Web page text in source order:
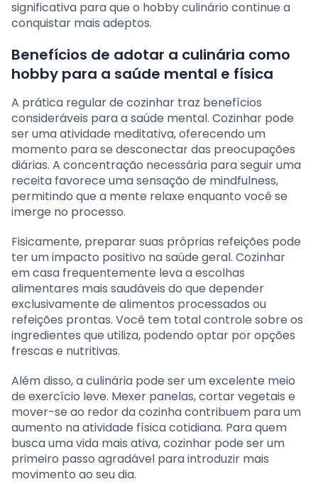
significativa para que o hobby culinário continue a
conquistar mais adeptos.
Benefícios de adotar a culinária como
hobby para a saúde mental e física
A prática regular de cozinhar traz benefícios
consideráveis para a saúde mental. Cozinhar pode
ser uma atividade meditativa, oferecendo um
momento para se desconectar das preocupações
diárias. A concentração necessária para seguir uma
receita favorece uma sensação de mindfulness,
permitindo que a mente relaxe enquanto você se
imerge no processo.
Fisicamente, preparar suas próprias refeições pode
ter um impacto positivo na saúde geral. Cozinhar
em casa frequentemente leva a escolhas
alimentares mais saudáveis do que depender
exclusivamente de alimentos processados ou
refeições prontas. Você tem total controle sobre os
ingredientes que utiliza, podendo optar por opções
frescas e nutritivas.
Além disso, a culinária pode ser um excelente meio
de exercício leve. Mexer panelas, cortar vegetais e
mover-se ao redor da cozinha contribuem para um
aumento na atividade física cotidiana. Para quem
busca uma vida mais ativa, cozinhar pode ser um
primeiro passo agradável para introduzir mais
movimento ao seu dia.